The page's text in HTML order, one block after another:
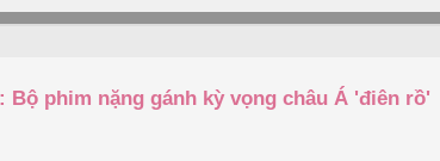
Bộ phim nặng gánh kỳ vọng châu Á 'điên rồ'